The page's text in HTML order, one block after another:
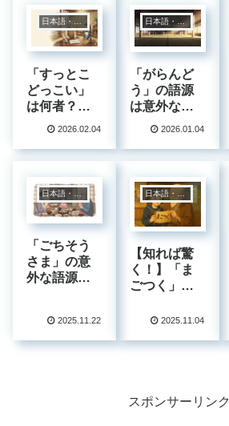
史
「すっとこ
どっこい」
は何者？江
戸の笑いが
残った“愛あ
語”の謎なの
です
2026.02.04
日本語・四字熟語
「がらんど
う」の語源
は意外なア
レ!?日本語
る歴史に迫
2026.01.04
日本語・四字熟語
「ごちそう
さま」の意
外な語源と
葉に秘めら
れた歴史と
2025.11.22
日本語・四字熟語
【知れば驚
く！】「ま
ごつく」の
～困惑の裏
歴史的秘密
2025.11.04
スポンサーリンク